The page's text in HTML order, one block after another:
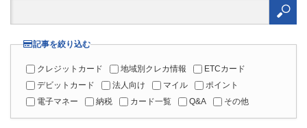
カード絞り込み検索